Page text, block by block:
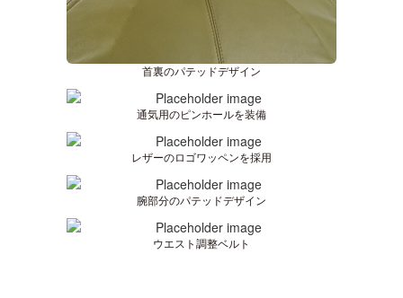
首裏のパテッドデザイン
通気用のピンホールを装備
レザーのロゴワッペンを採用
腕部分のパテッドデザイン
ウエスト調整ベルト